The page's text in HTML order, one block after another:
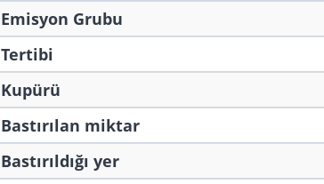
Emisyon Grubu
Tertibi
Kupürü
Bastırılan miktar
Bastırıldığı yer